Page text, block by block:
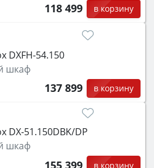
118 499 в корзину
DXFH-54.150
шкаф
137 899 в корзину
DX-51.150DBK/DP
шкаф
155 399 в корзину